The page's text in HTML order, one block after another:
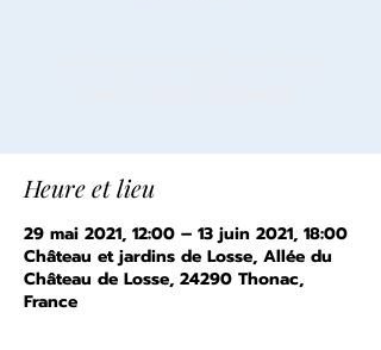
Heure et lieu
29 mai 2021, 12:00 – 13 juin 2021, 18:00
Château et jardins de Losse, Allée du
Château de Losse, 24290 Thonac,
France